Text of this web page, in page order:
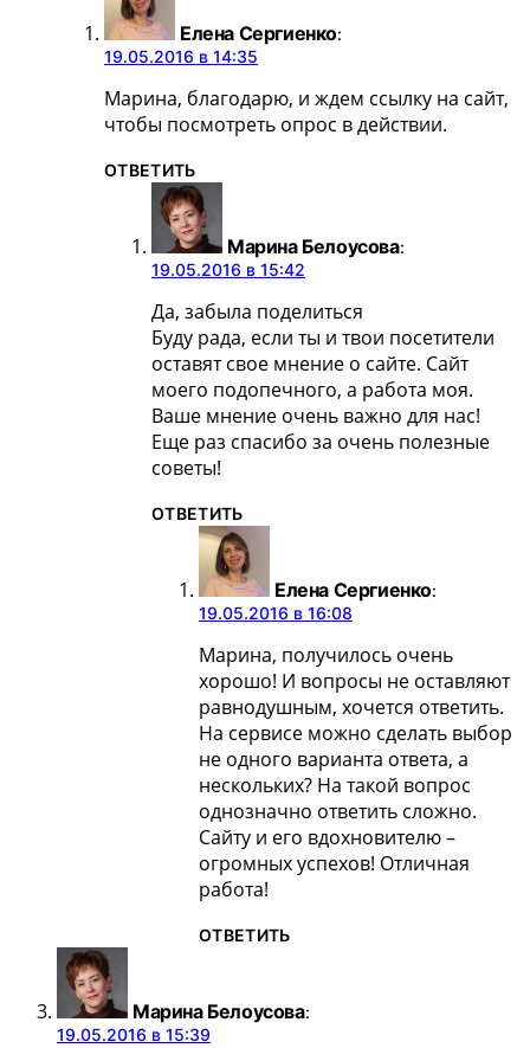
Елена Сергиенко:
19.05.2016 в 14:35
Марина, благодарю, и ждем ссылку на сайт,
чтобы посмотреть опрос в действии.
ОТВЕТИТЬ
Марина Белоусова:
19.05.2016 в 15:42
Да, забыла поделиться
Буду рада, если ты и твои посетители
оставят свое мнение о сайте. Сайт
моего подопечного, а работа моя.
Ваше мнение очень важно для нас!
Еще раз спасибо за очень полезные
советы!
ОТВЕТИТЬ
Елена Сергиенко:
19.05.2016 в 16:08
Марина, получилось очень
хорошо! И вопросы не оставляют
равнодушным, хочется ответить.
На сервисе можно сделать выбор
не одного варианта ответа, а
нескольких? На такой вопрос
однозначно ответить сложно.
Сайту и его вдохновителю –
огромных успехов! Отличная
работа!
ОТВЕТИТЬ
Марина Белоусова:
19.05.2016 в 15:39